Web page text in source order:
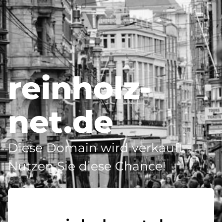
reinholz-
net.de
Diese Domain wird verkauft -
Nutzen Sie diese Chance!